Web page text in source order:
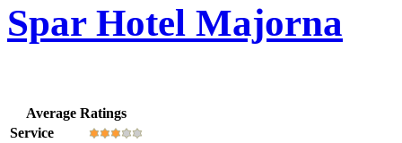
Spar Hotel Majorna
Average Ratings
Service